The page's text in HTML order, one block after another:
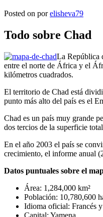
Posted on porelisheva79
Todo sobre Chad
La República
entre el norte de África y el
kilómetros cuadrados.
El territorio de Chad está
punto más alto del país es el
Chad es un país muy grande
dos tercios de la superficie
En el año 2003 el país se
crecimiento, el informe anual
Datos puntuales sobre el
Área: 1,284,000 km²
Población: 10,780,600
Idioma oficial: Francés
Capital: Yamena